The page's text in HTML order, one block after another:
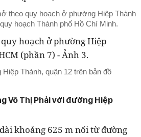
theo quy hoạch ở phường Hiệp Thành
hoạch Thành phố Hồ Chí Minh.
Thành, quận 12 trên bản đồ
Võ Thị Phải với đường Hiệp
khoảng 625 m nối từ đường